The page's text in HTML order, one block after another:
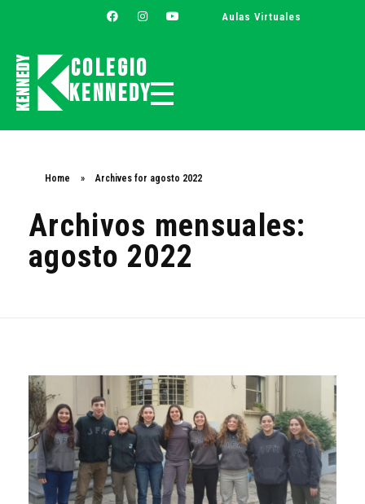
Aulas Virtuales
Colegio
Kennedy
Home » Archives for agosto 2022
Archivos mensuales:
agosto 2022